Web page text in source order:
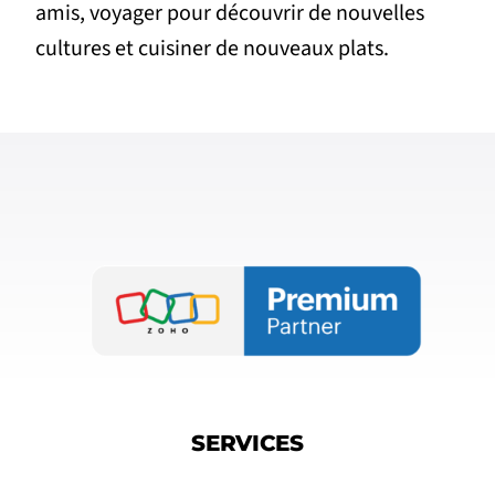
amis, voyager pour découvrir de nouvelles
cultures et cuisiner de nouveaux plats.
SERVICES